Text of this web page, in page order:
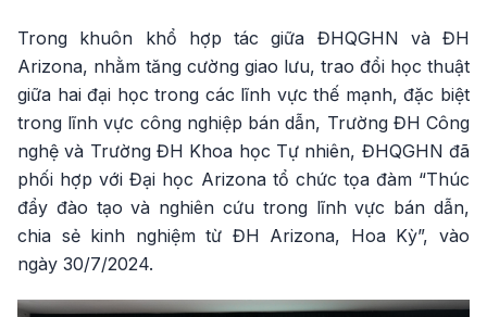
Trong khuôn khổ hợp tác giữa ĐHQGHN và ĐH
Arizona, nhằm tăng cường giao lưu, trao đổi học thuật
giữa hai đại học trong các lĩnh vực thế mạnh, đặc biệt
trong lĩnh vực công nghiệp bán dẫn, Trường ĐH Công
nghệ và Trường ĐH Khoa học Tự nhiên, ĐHQGHN đã
phối hợp với Đại học Arizona tổ chức tọa đàm “Thúc
đẩy đào tạo và nghiên cứu trong lĩnh vực bán dẫn,
chia sẻ kinh nghiệm từ ĐH Arizona, Hoa Kỳ”, vào
ngày 30/7/2024.